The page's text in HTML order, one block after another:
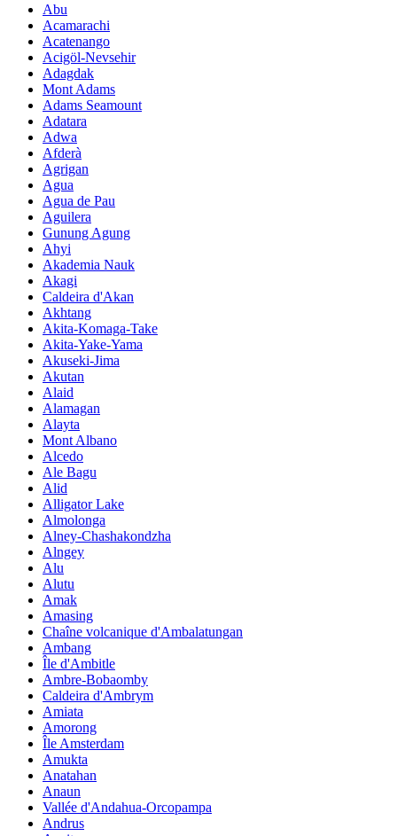
Abu
Acamarachi
Acatenango
Acigöl-Nevsehir
Adagdak
Mont Adams
Adams Seamount
Adatara
Adwa
Afderà
Agrigan
Agua
Agua de Pau
Aguilera
Gunung Agung
Ahyi
Akademia Nauk
Akagi
Caldeira d'Akan
Akhtang
Akita-Komaga-Take
Akita-Yake-Yama
Akuseki-Jima
Akutan
Alaid
Alamagan
Alayta
Mont Albano
Alcedo
Ale Bagu
Alid
Alligator Lake
Almolonga
Alney-Chashakondzha
Alngey
Alu
Alutu
Amak
Amasing
Chaîne volcanique d'Ambalatungan
Ambang
Île d'Ambitle
Ambre-Bobaomby
Caldeira d'Ambrym
Amiata
Amorong
Île Amsterdam
Amukta
Anatahan
Anaun
Vallée d'Andahua-Orcopampa
Andrus